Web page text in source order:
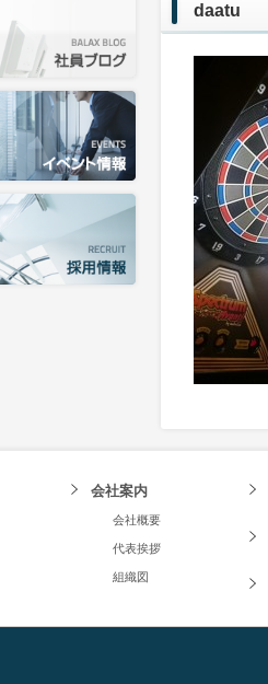
daatu
会社案内
会社概要
代表挨拶
組織図